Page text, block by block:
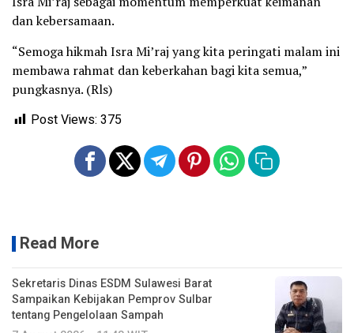
dan kebersamaan.
“Semoga hikmah Isra Mi’raj yang kita peringati malam ini
membawa rahmat dan keberkahan bagi kita semua,”
pungkasnya. (Rls)
Post Views: 375
Read More
Sekretaris Dinas ESDM Sulawesi Barat
Sampaikan Kebijakan Pemprov Sulbar
tentang Pengelolaan Sampah